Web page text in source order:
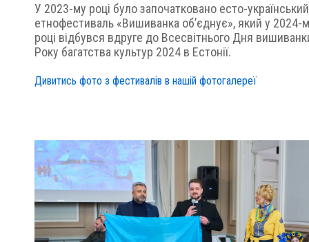
У 2023-му році було започатковано есто-український
етнофестиваль «Вишиванка об’єднує», який у 2024-
році відбувся вдруге до Всесвітнього Дня
Року багатства культур 2024 в Естонії.
Дивитись фото з фестивалів в нашій фотогалереї